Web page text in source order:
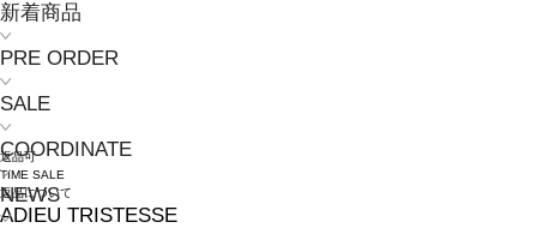
新着商品
PRE ORDER
SALE
COORDINATE
NEWS
返品可
TIME SALE
返品について
ADIEU TRISTESSE